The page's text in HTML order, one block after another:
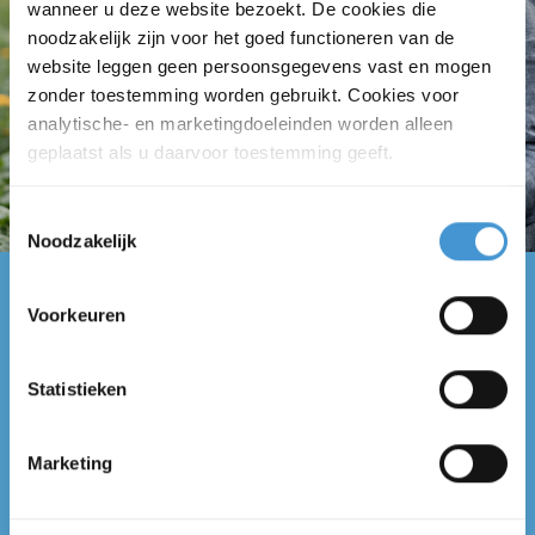
wanneer u deze website bezoekt. De cookies die
noodzakelijk zijn voor het goed functioneren van de
website leggen geen persoonsgegevens vast en mogen
zonder toestemming worden gebruikt. Cookies voor
analytische- en marketingdoeleinden worden alleen
geplaatst als u daarvoor toestemming geeft.
Toestemmingsselectie
Noodzakelijk
Voorkeuren
Statistieken
Marketing
ondersteunen bij ...
KLAAR VOOR DE VOLGENDE STAP?
Controle van uw jaarrekening